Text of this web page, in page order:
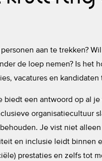
aan te trekken?
de loep nemen? Is het
vacatures en kandidaten
een antwoord op al je
organisatiecultuur
Je vist niet
en inclusie leidt binnen
prestaties en zelfs tot